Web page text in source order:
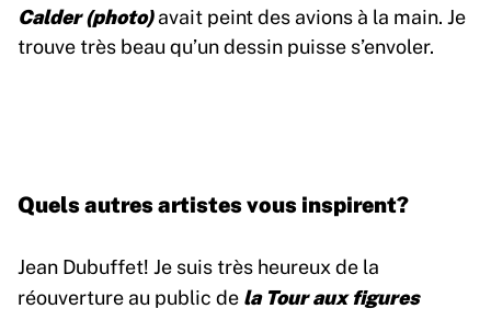
Calder (photo)avait peint des avions à la main. Je
trouve très beau qu’un dessin puisse s’envoler.
Quels autres artistes vous inspirent?
Jean Dubuffet! Je suis très heureux de la
réouverture au public de la Tour aux figures